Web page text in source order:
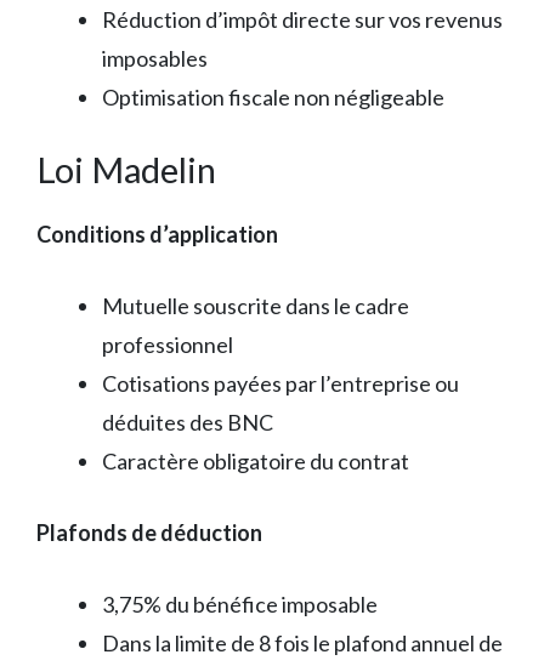
Réduction d’impôt directe sur vos revenus
imposables
Optimisation fiscale non négligeable
Loi Madelin
Conditions d’application
Mutuelle souscrite dans le cadre
professionnel
Cotisations payées par l’entreprise ou
déduites des BNC
Caractère obligatoire du contrat
Plafonds de déduction
3,75% du bénéfice imposable
Dans la limite de 8 fois le plafond annuel de